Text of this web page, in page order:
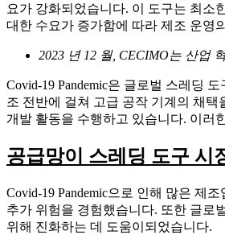
요가 강화되었습니다. 이 도구는 최소
대한 수요가 증가함에 따라 제조 운영
2023 년 12 월, CECIMO는 산업
Covid-19 Pandemic은 글로벌 스레딩
조 전반에 걸쳐 고급 공작 기계의 채
개발 활동을 수행하고 있습니다. 이러
공급망이 스레딩 도구 시
Covid-19 Pandemic으로 인해 많은 제
추가 위험을 경험했습니다. 또한 글로
위해 진화하는 데 도움이되었습니다.